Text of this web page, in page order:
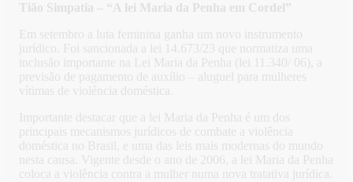
Tião Simpatia – “A lei Maria da Penha em Cordel”
Em setembro a luta feminina ganha um novo instrumento
jurídico. Foi sancionada a lei 14.673/23 que normatiza uma
inclusão importante na Lei Maria da Penha (lei 11.340/ 06), a
previsão de pagamento de auxílio – aluguel para mulheres
vítimas de violência doméstica.
Importante destacar que a lei Maria da Penha é um dos
principais mecanismos jurídicos de combate a violência
doméstica no Brasil, e uma das leis mais modernas do mundo
nesta causa. Vigente desde o ano de 2006, a lei Maria da Penha
coloca a violência contra a mulher numa nova tratativa jurídica.